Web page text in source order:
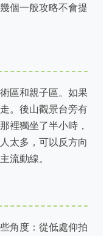
個一般攻略不會提
區和親子區。如果
。後山觀景台旁有
裡獨坐了半小時，
太多，可以反方向
流動線。
角度：從低處仰拍